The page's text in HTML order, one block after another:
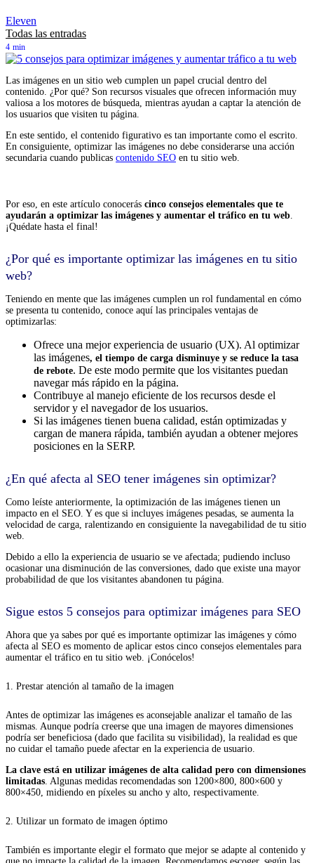
Eleven
Todas las entradas
4 min
Las imágenes en un sitio web cumplen un papel crucial dentro del
contenido. ¿Por qué? Son recursos visuales que ofrecen información muy
valiosa a los motores de búsqueda, mientras ayudan a captar la atención de
los usuarios que visiten tu página.
En este sentido, el contenido figurativo es tan importante como el escrito.
En consiguiente, optimizar las imágenes no debe considerarse una acción
secundaria cuando publicas contenido SEO en tu sitio web.
Por eso, en este artículo conocerás cinco consejos elementales que te
ayudarán a optimizar las imágenes y aumentar el tráfico en tu web.
¡Quédate hasta el final!
¿Por qué es importante optimizar las imágenes en tu sitio
web?
Teniendo en mente que las imágenes cumplen un rol fundamental en cómo
se presenta tu contenido, conoce aquí las principales ventajas de
optimizarlas:
Ofrece una mejor experiencia de usuario (UX). Al optimizar
las imágenes, el tiempo de carga disminuye y se reduce la tasa
de rebote. De este modo permite que los visitantes puedan
navegar más rápido en la página.
Contribuye al manejo eficiente de los recursos desde el
servidor y el navegador de los usuarios.
Si las imágenes tienen buena calidad, están optimizadas y
cargan de manera rápida, también ayudan a obtener mejores
posiciones en la SERP.
¿En qué afecta al SEO tener imágenes sin optimizar?
Como leíste anteriormente, la optimización de las imágenes tienen un
impacto en el SEO. Y es que si incluyes imágenes pesadas, se aumenta la
velocidad de carga, ralentizando en consiguiente la navegabilidad de tu sitio
web.
Debido a ello la experiencia de usuario se ve afectada; pudiendo incluso
ocasionar una disminución de las conversiones, dado que existe una mayor
probabilidad de que los visitantes abandonen tu página.
Sigue estos 5 consejos para optimizar imágenes para SEO
Ahora que ya sabes por qué es importante optimizar las imágenes y cómo
afecta al SEO es momento de aplicar estos cinco consejos elementales para
aumentar el tráfico en tu sitio web. ¡Conócelos!
1. Prestar atención al tamaño de la imagen
Antes de optimizar las imágenes es aconsejable analizar el tamaño de las
mismas. Aunque podría creerse que una imagen de mayores dimensiones
podría ser beneficiosa (dado que facilita su visibilidad), la realidad es que
no cuidar el tamaño puede afectar en la experiencia de usuario.
La clave está en utilizar imágenes de alta calidad pero con dimensiones
limitadas. Algunas medidas recomendadas son 1200×800, 800×600 y
800×450, midiendo en píxeles su ancho y alto, respectivamente.
2. Utilizar un formato de imagen óptimo
También es importante elegir el formato que mejor se adapte al contenido y